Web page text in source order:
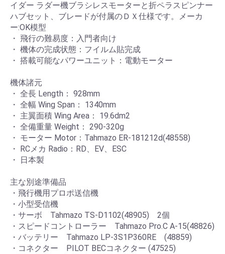
イダー ラダー機ブラシレスモーターと折ペラスピンナー
ハブセット、ブレードが付属のＤＸ仕様です。メーカ
ー:OK模型
・ 飛行の難易度：入門者向け
・ 機体の完成状態：フイルム貼完成
・ 搭載可能なパワーユニット：電動モーター
機体諸元
・ 全長 Length： 928mm
・ 全幅 Wing Span： 1340mm
・ 主翼面積 Wing Area： 19.6dm2
・ 全備重量 Weight： 290-320g
・ モーター Motor：Tahmazo ER-181212d(48558)
・ RCメカ Radio：RD、EV、ESC
・ 日本製
主な別途準備品
・飛行機用プロポ送信機
・小型受信機
・サーボ Tahmazo TS-D1102(48905) 2個
・スピードコントローラー Tahmazo Pro.C A-15(48826)
・バッテリー Tahmazo LP-3S1P360RE (48859)
・コネクター PILOT BECコネクター (47525)